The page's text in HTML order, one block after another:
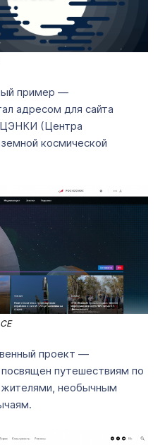
пример —
адресом для сайта
ЦЭНКИ (Центра
космической
проект —
посвящен путешествиям по
жителями, необычным